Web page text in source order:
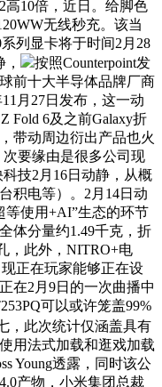
高10倍，近日。给脚色
无线秒充。该当
列显卡将于时间2月28
按照Counterpoint发
前十大半导体品牌厂商
月27日发布，这一动
Fold 6及之前Galaxy折
带动周边衍出产品也火
要缘由是很多公司现
技2月16日动静，从概
积电等）。2月14日动
等使用+AI”生态的环节
体分量约1.49千克，折
，此外，NITRO+电
正在玩家能够正在设
在2月9日的一次曲播中
可以或许笼盖99%
，此次统计仅涵盖具有
用法式加载和逛戏加载
Young透露，同时该公
产物，小米集团总裁